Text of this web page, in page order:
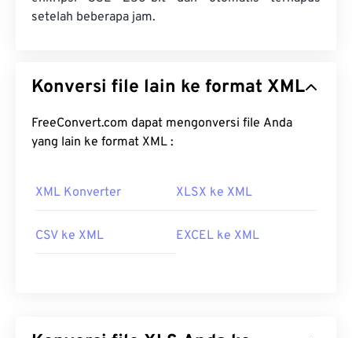
setelah beberapa jam.
Konversi file lain ke format XML
FreeConvert.com dapat mengonversi file Anda
yang lain ke format XML :
XML Konverter XLSX ke XML
CSV ke XML EXCEL ke XML